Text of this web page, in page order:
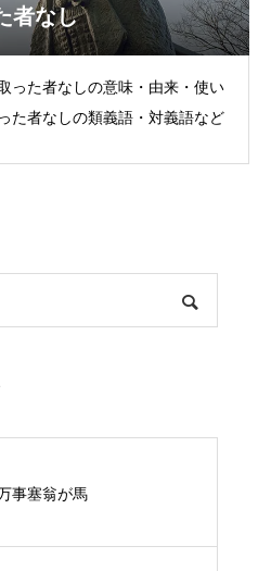
者なし
った者なしの意味・由来・使い
た者なしの類義語・対義語など
事塞翁が馬